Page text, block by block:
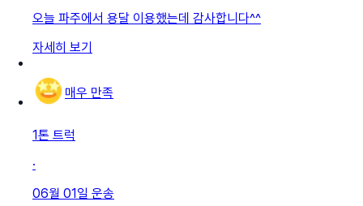
오늘 파주에서 용달 이용했는데 감사합니다^^
자세히 보기
매우 만족
1톤 트럭
·
06월 01일 운송